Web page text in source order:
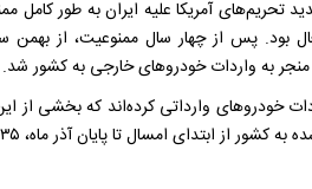
خارجی از سال ۱۳۹۷ و با تشدید تحریم‌های آمریکا علیه
به واردات خودرو‌های خارجی به کشور شد.
خودرو‌های وارداتی کرده‌اند که بخشی از